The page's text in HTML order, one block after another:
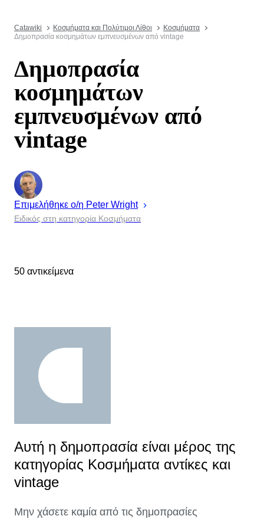
Catawiki Κοσμήματα και Πολύτιμοι Λίθοι
Κοσμήματα
Δημοπρασία κοσμημάτων εμπνευσμένων από vintage
Δημοπρασία
κοσμημάτων
εμπνευσμένων από
vintage
Επιμελήθηκε ο/η Peter Wright
Ειδικός στη κατηγορία Κοσμήματα
50 αντικείμενα
Αυτή η δημοπρασία είναι μέρος της
κατηγορίας Κοσμήματα αντίκες και
vintage
Μην χάσετε καμία από τις δημοπρασίες